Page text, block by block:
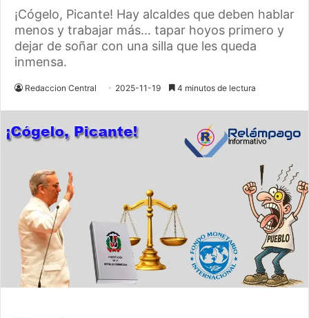
¡Cógelo, Picante! Hay alcaldes que deben hablar
menos y trabajar más… tapar hoyos primero y
dejar de soñar con una silla que les queda
inmensa.
Redaccion Central 2025-11-19 4 minutos de lectura